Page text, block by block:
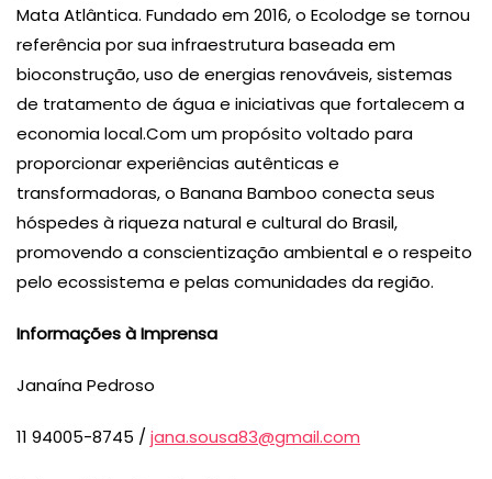
Mata Atlântica. Fundado em 2016, o Ecolodge se tornou
referência por sua infraestrutura baseada em
bioconstrução, uso de energias renováveis, sistemas
de tratamento de água e iniciativas que fortalecem a
economia local.Com um propósito voltado para
proporcionar experiências autênticas e
transformadoras, o Banana Bamboo conecta seus
hóspedes à riqueza natural e cultural do Brasil,
promovendo a conscientização ambiental e o respeito
pelo ecossistema e pelas comunidades da região.
Informações à Imprensa
Janaína Pedroso
11 94005-8745 / jana.sousa83@gmail.com